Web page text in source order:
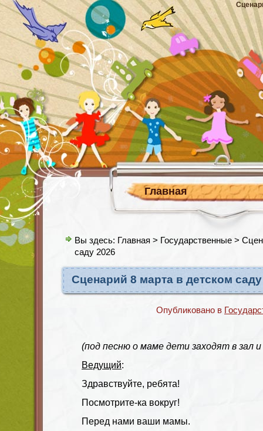
Главная
Вы здесь: Главная > Государственные >
саду 2026
Сценарий 8 марта в детском
Опубликовано в
(под песню о маме дети заходят в зал
Ведущий:
Здравствуйте, ребята!
Посмотрите-ка вокруг!
Перед нами ваши мамы.